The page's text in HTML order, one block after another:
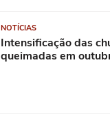
NOTÍCIAS
Intensificação das
queimadas em